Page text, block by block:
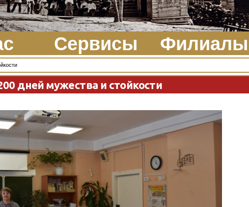
Сервисы Филиалы
дней мужества и стойкости